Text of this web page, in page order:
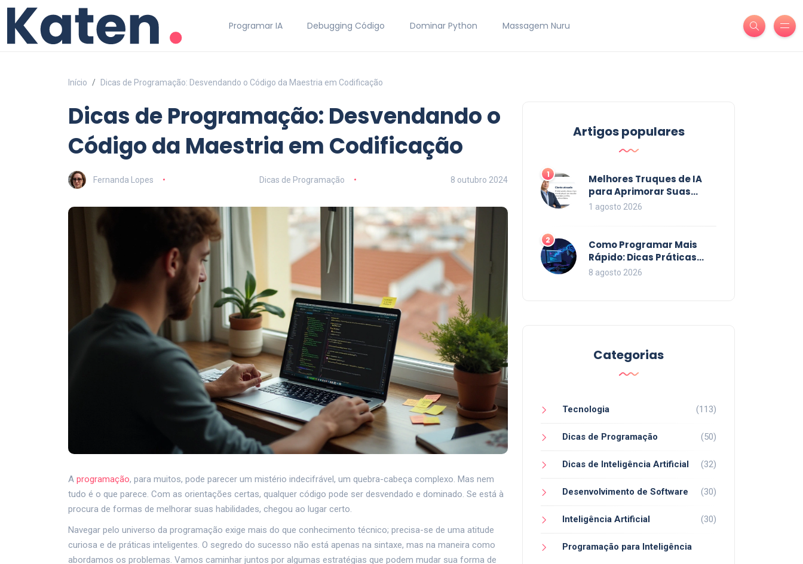
Programar IA Debugging Código Dominar Python Massagem Nuru
Início Dicas de Programação: Desvendando o Código da Maestria em Codificação
Dicas de Programação: Desvendando o
Código da Maestria em Codificação
Fernanda Lopes Dicas de Programação 8 outubro 2024
A programação, para muitos, pode parecer um mistério indecifrável, um quebra-cabeça complexo. Mas nem
tudo é o que parece. Com as orientações certas, qualquer código pode ser desvendado e dominado. Se está à
procura de formas de melhorar suas habilidades, chegou ao lugar certo.
Navegar pelo universo da programação exige mais do que conhecimento técnico; precisa-se de uma atitude
curiosa e de práticas inteligentes. O segredo do sucesso não está apenas na sintaxe, mas na maneira como
abordamos os problemas. Vamos caminhar juntos por algumas estratégias que podem mudar sua forma de
Artigos populares
1
Melhores Truques de IA
para Aprimorar Suas
Habilidades em 2026
1 agosto 2026
2
Como Programar Mais
Rápido: Dicas Práticas
para Acelerar seu Código
8 agosto 2026
Categorias
Tecnologia (113)
Dicas de Programação (50)
Dicas de Inteligência Artificial (32)
Desenvolvimento de Software (30)
Inteligência Artificial (30)
Programação para Inteligência